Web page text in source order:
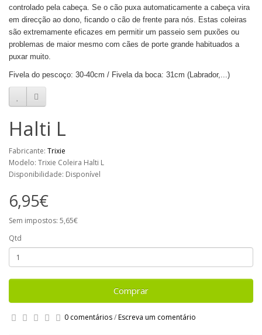
controlado pela cabeça. Se o cão puxa automaticamente a cabeça vira
em direcção ao dono, ficando o cão de frente para nós. Estas coleiras
são extremamente eficazes em permitir um passeio sem puxões ou
problemas de maior mesmo com cães de porte grande habituados a
puxar muito.
Fivela do pescoço: 30-40cm / Fivela da boca: 31cm (Labrador,...)
Halti L
Fabricante: Trixie
Modelo: Trixie Coleira Halti L
Disponibilidade: Disponível
6,95€
Sem impostos: 5,65€
Qtd
Comprar
0 comentários/Escreva um comentário